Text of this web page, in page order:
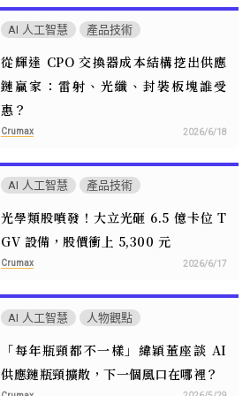
AI 人工智慧 產品技術
從輝達 CPO 交換器成本結構挖出供應
鏈贏家：雷射、光纖、封裝板塊誰受
惠？
Crumax 2026/6/18
AI 人工智慧 產品技術
光學類股噴發！大立光砸 6.5 億卡位 T
GV 設備，股價衝上 5,300 元
Crumax 2026/6/17
AI 人工智慧 人物觀點
「每年瓶頸都不一樣」緯穎董座談 AI
供應鏈瓶頸擴散，下一個風口在哪裡？